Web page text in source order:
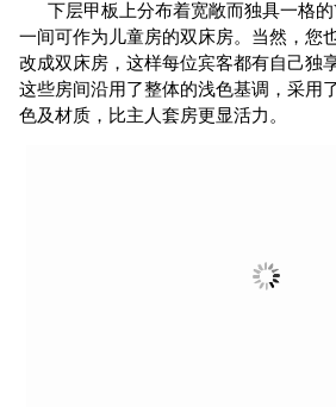
下层甲板上分布着宽敞而独具一格的
一间可作为儿童房的双床房。当然，您
改成双床房，这样每位宾客都有自己独
这些房间沿用了整体的浅色基调，采用
色及材质，比主人套房更显活力。